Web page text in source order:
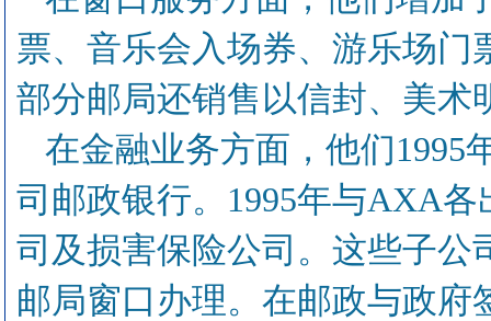
票、音乐会入场券、游乐场
部分邮局还销售以信封、美术
在金融业务方面，他们1995
司邮政银行。1995年与AXA
司及损害保险公司。这些子公
邮局窗口办理。在邮政与政